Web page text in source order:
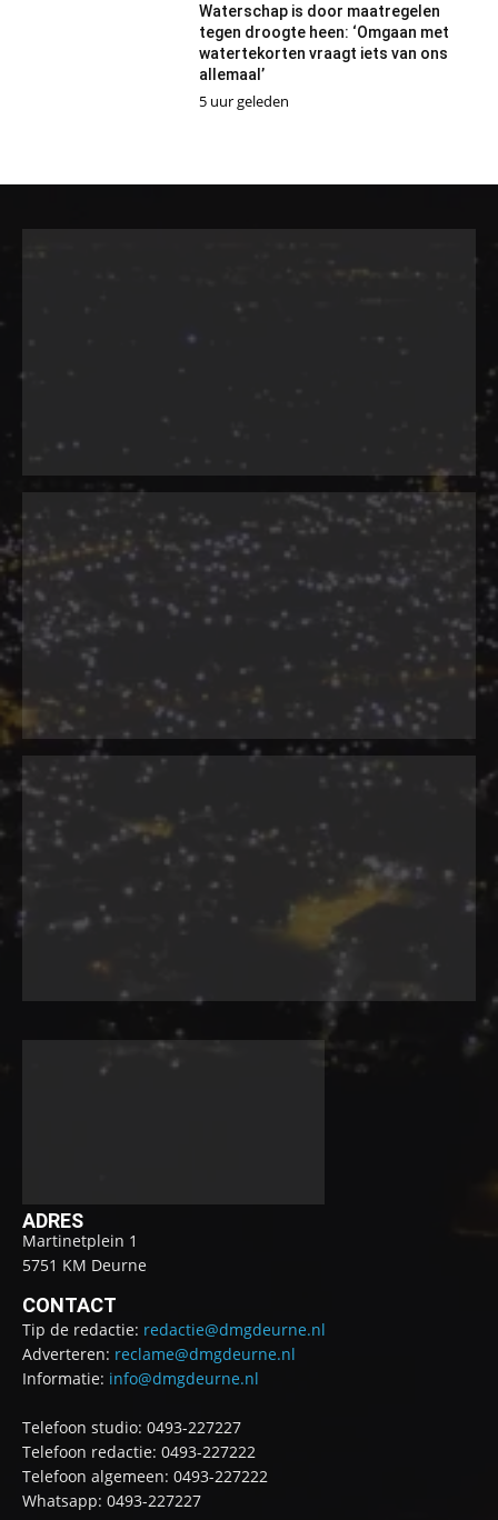
Waterschap is door maatregelen
tegen droogte heen: ‘Omgaan met
watertekorten vraagt iets van ons
allemaal’
5 uur geleden
ADRES
Martinetplein 1
5751 KM Deurne
CONTACT
Tip de redactie: redactie@dmgdeurne.nl
Adverteren: reclame@dmgdeurne.nl
Informatie: info@dmgdeurne.nl
Telefoon studio: 0493-227227
Telefoon redactie: 0493-227222
Telefoon algemeen: 0493-227222
Whatsapp: 0493-227227